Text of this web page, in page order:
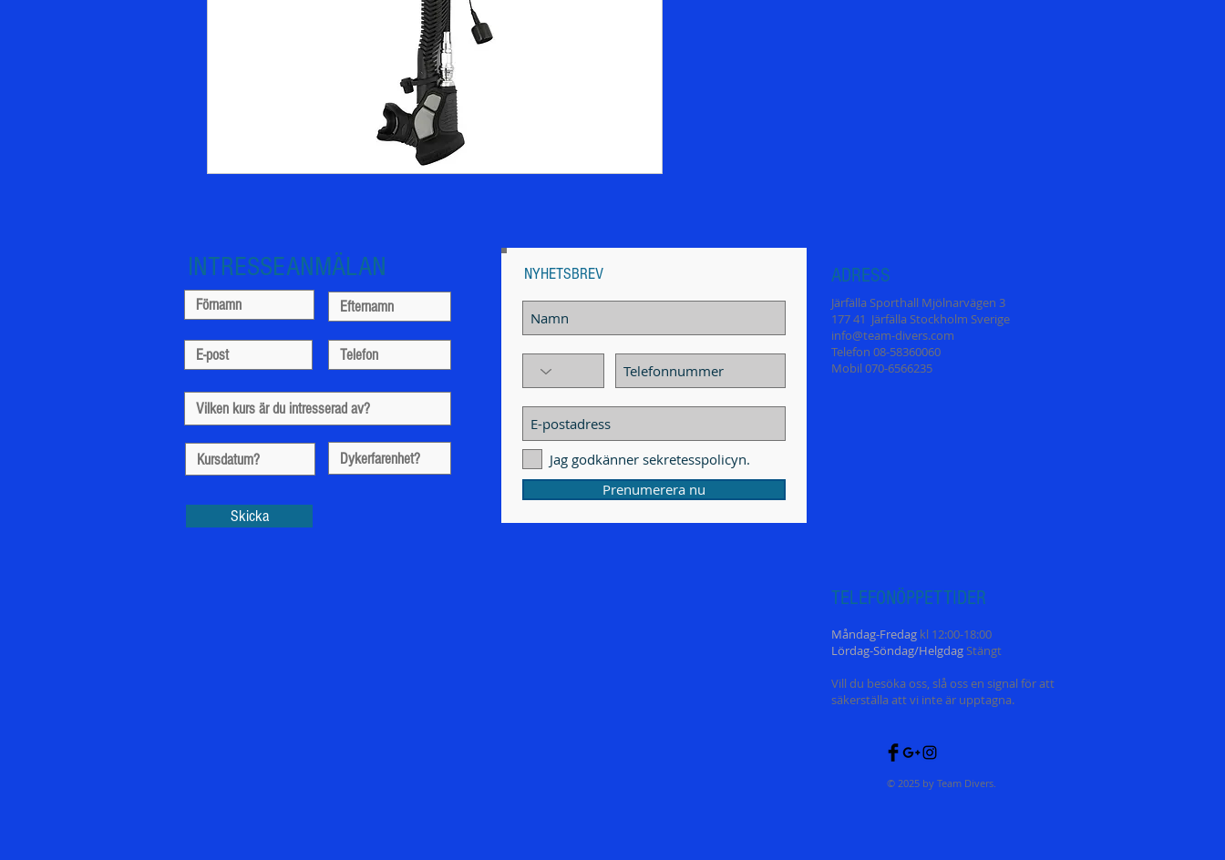
NYHETSBREV
Jag godkänner sekretesspolicyn.
Prenumerera nu
INTRESSEANMÄLAN
Skicka
ADRESS
Järfälla Sporthall Mjölnarvägen 3
177 41 Järfälla Stockholm Sverige
info@team-divers.com
Telefon 08-58360060
Mobil 070-6566235
TELEFONÖPPETTIDER
Måndag-Fredag kl 12:00-18:00
Lördag-Söndag/HelgdagStängt
Vill du besöka oss, slå oss en signal för att
säkerställa att vi inte är upptagna.
© 2025 by Team Divers.